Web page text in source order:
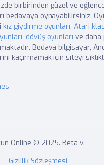
birbirinden güzel ve
bedavaya oynayabilirsiniz.
kız giydirme oyunları, Atari
, dövüş oyunları ve daha
Bedava bilgisayar,
kaçırmamak için siteyi
Online © 2025. Beta v.
Gizlilik Sözleşmesi